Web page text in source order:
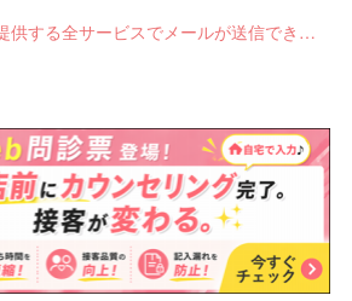
【復旧報】WiLLDoが提供する全サービスでメールが送信できない不具合が発生していました